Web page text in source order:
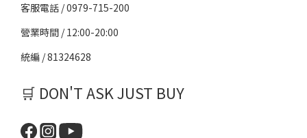
客服電話 / 0979-715-200
營業時間 / 12:00-20:00
統編 / 81324628
🛒 DON'T ASK JUST BUY